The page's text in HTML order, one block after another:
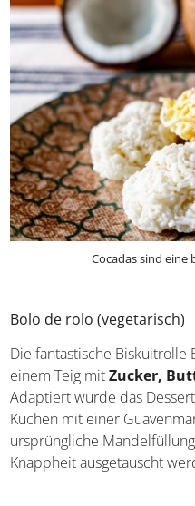
Bolo de rolo (vegetarisch)
Die fantastische Biskuitrolle
einem Teig mitZucker,
Adaptiert wurde das
Kuchen mit einer
ursprüngliche Mandelfüllung
Knappheit ausgetauscht